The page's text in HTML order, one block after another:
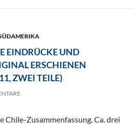
EINDRÜCKE UND
ERSCHIENEN
ZWEI TEILE)
Chile-Zusammenfassung. Ca. drei